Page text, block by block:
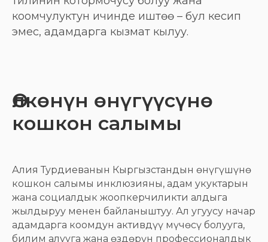
коомчулуктун ичинде иштөө – бул кесип
эмес, адамдарга кызмат кылуу.
Өлкөнүн өнүгүүсүнө
кошкон салымы
Алия Турдиеванын Кыргызстандын өнүгүшүнө
кошкон салымы инклюзияны, адам укуктарын
жана социалдык жоопкерчиликти алдыга
жылдыруу менен байланыштуу. Ал угуусу начар
адамдарга коомдун активдүү мүчөсү болууга,
билим алууга жана өздөрүн профессионалдык